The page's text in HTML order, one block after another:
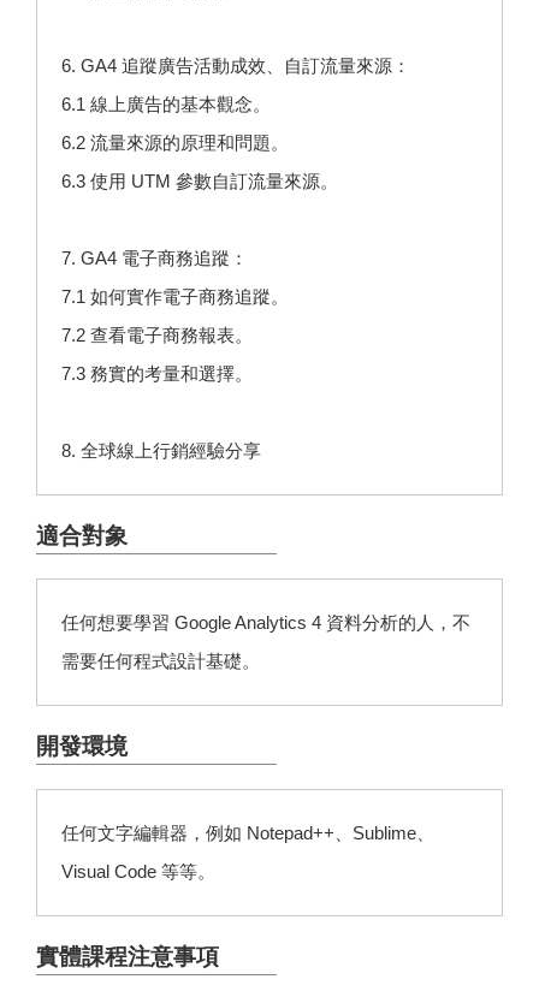
6. GA4 追蹤廣告活動成效、自訂流量來源：
6.1 線上廣告的基本觀念。
6.2 流量來源的原理和問題。
6.3 使用 UTM 參數自訂流量來源。
7. GA4 電子商務追蹤：
7.1 如何實作電子商務追蹤。
7.2 查看電子商務報表。
7.3 務實的考量和選擇。
8. 全球線上行銷經驗分享
適合對象
任何想要學習 Google Analytics 4 資料分析的人，不
需要任何程式設計基礎。
開發環境
任何文字編輯器，例如 Notepad++、Sublime、
Visual Code 等等。
實體課程注意事項